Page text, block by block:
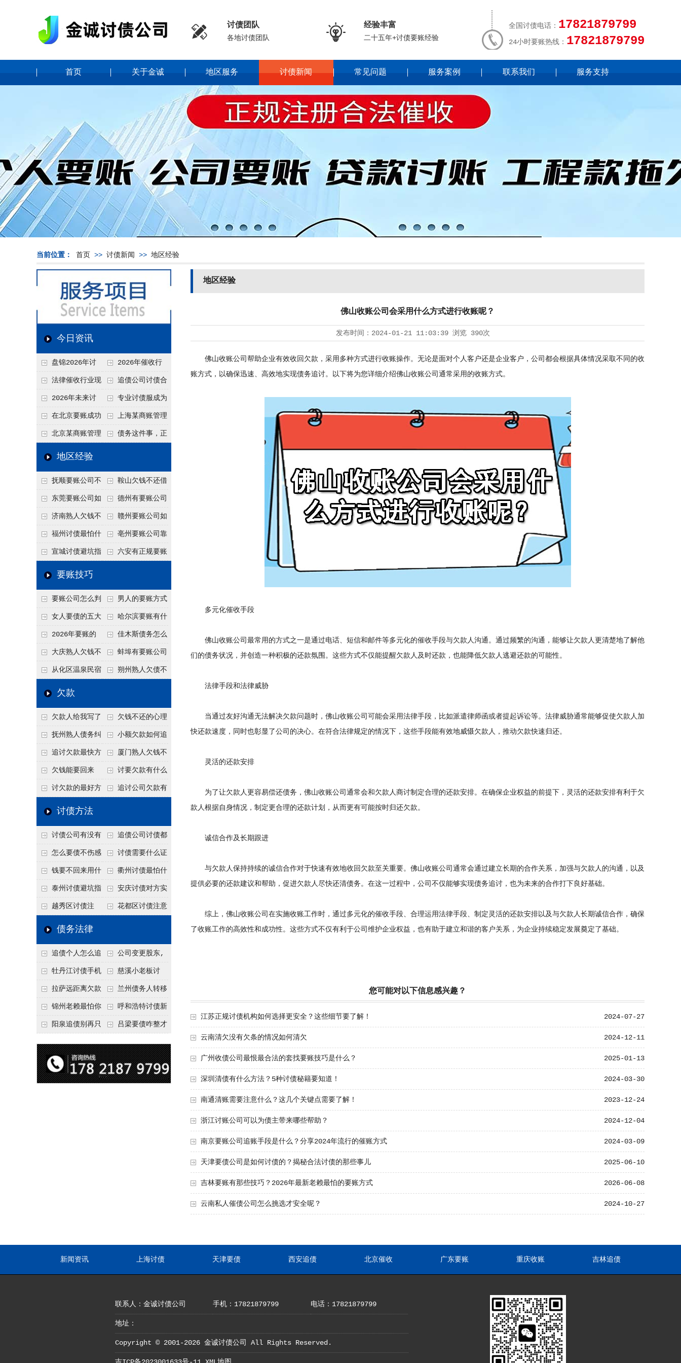
 讨债团队
各地讨债团队  经验丰富
二十五年+讨债要账经验
全国讨债电话： 17821879799
24小时要账热线： 17821879799
首页 关于金诚 地区服务 讨债新闻 常见问题 服务案例 联系我们 服务支持
当前位置： 首页 >> 讨债新闻 >> 地区经验
今日资讯
盘锦2026年讨
债新趋势
2026年催收行
业发展现状、竞争格
局及未来趋势分析
法律催收行业现
状、合规痛点与未来
发展趋势深度解析
追债公司讨债合
法方法总结
2026年未来讨
债要账公司发展趋势
专业讨债服成为
2026年的发展趋势
在北京要账成功
率高吗？未来追账公
司发展趋势引发行业
上海某商账管理
机构聚焦合规服务
北京某商账管理
服务机构持续提升合
力企业化解应收账款
难题
债务这件事，正
地区经验
抚顺要账公司不
敢透漏的追回方法是
什么？
鞍山欠钱不还借
口太多？2026年这3
句反问话术，直接把
他后路堵死
东莞要账公司如
何有效要账讨债？20
26年合法追债经验总
结！
德州有要账公司
吗？如何合法讨债才
不沾风险？
济南熟人欠钱不
还？
赣州要账公司如
何有效讨债？合法追
债四步秘籍
福州讨债最怕什
么？2026年这两个关
键细节，做错就很难
亳州要账公司靠
谱吗？合法讨债四步
宣城讨债避坑指
南：2026年这2个细
回！
六安有正规要账
要账技巧
要账公司怎么判
断这个案子能不能
接？接案评估的标准
男人的要账方式
是什么呢？
女人要债的五大
绝招,轻松搞定
哈尔滨要账有什
么合法手段？2026年
最新追账方式总结！
2026年要账的
七个小方法
佳木斯债务怎么
追回呢？2026年成功
要账就用这2招
大庆熟人欠钱不
还躲猫猫？2026年这
个“诉前调解”成功率
蚌埠有要账公司
吗？2026年这3个方
从化区温泉民宿
老板借钱不还？2026
施压，立马主动结清
朔州熟人欠债不
死账变活
欠款
欠款人给我写了
还款计划书有用吗？
书面承诺的法律效力
欠钱不还的心理
是什么？读懂欠款人
的心态催收事半功倍
抚州熟人债务纠
纷咋办？这一招好开
口
小额欠款如何追
讨
追讨欠款最快方
法是什么？
厦门熟人欠钱不
还？2026年合法秘
籍！
欠钱能要回来
吗？
讨要欠款有什么
好办法
讨欠款的最好方 追讨公司欠款有
讨债方法
讨债公司有没有
行业协会？正规机构
的行业自律和认证
追债公司讨债都
有哪些手段
怎么要债不伤感
情？
讨债需要什么证
据
钱要不回来用什
么方法要回来
衢州讨债最怕什
么？2026年这两个关
键细节，做错就很难
泰州讨债避坑指
南：2026年这2个细
节不注意，钱很难要
安庆讨债对方实
在没钱咋办？
越秀区讨债注
意！没有借条只有微
把钱要回来
花都区讨债注意
节点”催收最有效
债务法律
追债个人怎么追
回呢？2026年最新绝
招选择！
公司变更股东,
变更前的债权债务谁
承担
牡丹江讨债手机
搞定：2026年线上立
案追债全流程，足不
出户
慈溪小老板讨
债，2026年这2个本
地行业协会出面，比
法院传票快
拉萨远距离欠款
对方在牧区联系不
上，2026年委托当地
兰州债务人转移
财产后申请破产，20
26年破产程序里还能
锦州老赖最怕你
懂这1条，2026
罪”详解，能判刑
呼和浩特讨债新
招：2026年用“律师
成本低见效快
阳泉追债别再只
类隐形财产（公积
金、保单）也能执行
吕梁要债咋整才
调解渠道，比找公司
强
地区经验
佛山收账公司会采用什么方式进行收账呢？
发布时间： 2024-01-21 11:03:39 浏览 390次
佛山收账公司帮助企业有效收回欠款，采用多种方式进行收账操作。无论是面对个人客户还是企业客户，公司都会根据具体情况采取不同的收
账方式，以确保迅速、高效地实现债务追讨。以下将为您详细介绍佛山收账公司通常采用的收账方式。
多元化催收手段
佛山收账公司最常用的方式之一是通过电话、短信和邮件等多元化的催收手段与欠款人沟通。通过频繁的沟通，能够让欠款人更清楚地了解他
们的债务状况，并创造一种积极的还款氛围。这些方式不仅能提醒欠款人及时还款，也能降低欠款人逃避还款的可能性。
法律手段和法律威胁
当通过友好沟通无法解决欠款问题时，佛山收账公司可能会采用法律手段，比如派遣律师函或者提起诉讼等。法律威胁通常能够促使欠款人加
快还款速度，同时也彰显了公司的决心。在符合法律规定的情况下，这些手段能有效地威慑欠款人，推动欠款快速归还。
灵活的还款安排
为了让欠款人更容易偿还债务，佛山收账公司通常会和欠款人商讨制定合理的还款安排。在确保企业权益的前提下，灵活的还款安排有利于欠
款人根据自身情况，制定更合理的还款计划，从而更有可能按时归还欠款。
诚信合作及长期跟进
与欠款人保持持续的诚信合作对于快速有效地收回欠款至关重要。佛山收账公司通常会通过建立长期的合作关系，加强与欠款人的沟通，以及
提供必要的还款建议和帮助，促进欠款人尽快还清债务。在这一过程中，公司不仅能够实现债务追讨，也为未来的合作打下良好基础。
综上，佛山收账公司在实施收账工作时，通过多元化的催收手段、合理运用法律手段、制定灵活的还款安排以及与欠款人长期诚信合作，确保
了收账工作的高效性和成功性。这些方式不仅有利于公司维护企业权益，也有助于建立和谐的客户关系，为企业持续稳定发展奠定了基础。
您可能对以下信息感兴趣？
2024-07-27
江苏正规讨债机构如何选择更安全？这些细节要了解！
2024-12-11
云南清欠没有欠条的情况如何清欠
2025-01-13
广州收债公司最恨最合法的套找要账技巧是什么？
2024-03-30
深圳清债有什么方法？5种讨债秘籍要知道！
2023-12-24
南通清账需要注意什么？这几个关键点需要了解！
2024-12-04
浙江讨账公司可以为债主带来哪些帮助？
2024-03-09
南京要账公司追账手段是什么？分享2024年流行的催账方式
2025-06-10
天津要债公司是如何讨债的？揭秘合法讨债的那些事儿
2026-06-08
吉林要账有那些技巧？2026年最新老赖最怕的要账方式
2024-10-27
云南私人催债公司怎么挑选才安全呢？
新闻资讯 上海讨债 天津要债 西安追债 北京催收 广东要账 重庆收账 吉林追债
联系人：金诚讨债公司 手机：17821879799 电话：17821879799
地址：
Copyright © 2001-2026 金诚讨债公司 All Rights Reserved.